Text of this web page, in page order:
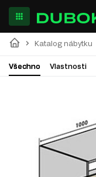
Katalog nábytku
Všechno Vlastnosti